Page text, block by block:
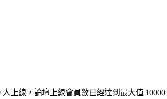
人上線，論壇上線會員數已經達到最大值